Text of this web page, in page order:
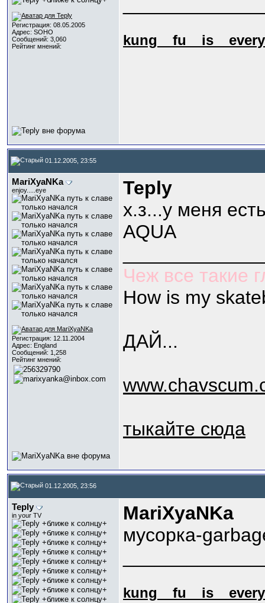
Регистрация: 08.05.2005
Адрес: SOHO
Сообщений: 3,060
Рейтинг мнений:
kung_ _fu_ _is_
01.12.2005, 23:55
МariXyaNKa
enjoy.....eye
Регистрация: 12.11.2004
Адрес: England
Сообщений: 1,258
Рейтинг мнений:
Teply
х.з...у меня
AQUA
Чеж все такие
How is my
ДАЙ...
тыкайте сюда
01.12.2005, 23:56
Teply
in your TV
МariXyaNKa
мусорка-
kung_ _fu_ _is_